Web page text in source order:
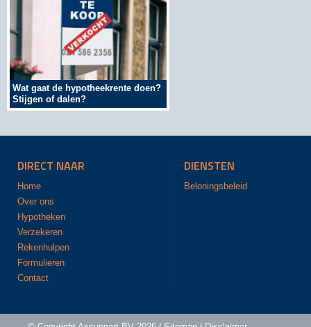
Wat gaat de hypotheekrente doen?
Stijgen of dalen?
DIRECT NAAR
Home
Over ons
Hypotheken
Verzekeren
Rekenhulpen
Formulieren
Contact
DIENSTEN
Beloningsbeleid